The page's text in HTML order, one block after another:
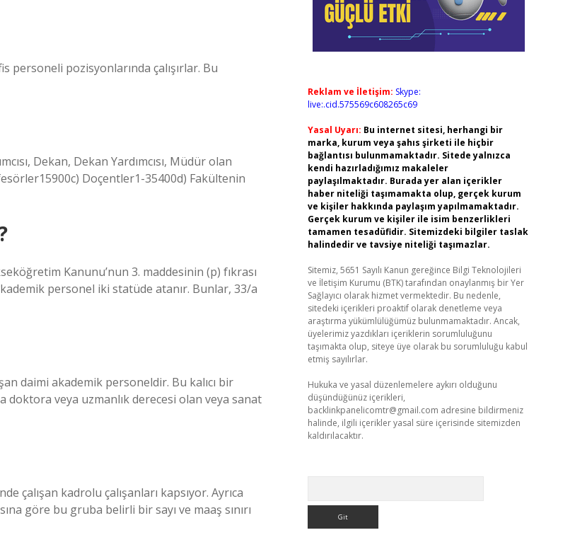
personeli pozisyonlarında çalışırlar. Bu
Dekan, Dekan Yardımcısı, Müdür olan
Doçentler1-35400d) Fakültenin
Kanunu’nun 3. maddesinin (p) fıkrası
personel iki statüde atanır. Bunlar, 33/a
daimi akademik personeldir. Bu kalıcı bir
doktora veya uzmanlık derecesi olan veya sanat
çalışan kadrolu çalışanları kapsıyor. Ayrıca
göre bu gruba belirli bir sayı ve maaş sınırı
Reklam ve İletişim: Skype:
live:.cid.575569c608265c69
Yasal Uyarı: Bu internet sitesi, herhangi bir
marka, kurum veya şahıs şirketi ile hiçbir
bağlantısı bulunmamaktadır. Sitede yalnızca
kendi hazırladığımız makaleler
paylaşılmaktadır. Burada yer alan içerikler
haber niteliği taşımamakta olup, gerçek kurum
ve kişiler hakkında paylaşım yapılmamaktadır.
Gerçek kurum ve kişiler ile isim benzerlikleri
tamamen tesadüfidir. Sitemizdeki bilgiler taslak
halindedir ve tavsiye niteliği taşımazlar.
Sitemiz, 5651 Sayılı Kanun gereğince Bilgi Teknolojileri
ve İletişim Kurumu (BTK) tarafından onaylanmış bir Yer
Sağlayıcı olarak hizmet vermektedir. Bu nedenle,
sitedeki içerikleri proaktif olarak denetleme veya
araştırma yükümlülüğümüz bulunmamaktadır. Ancak,
üyelerimiz yazdıkları içeriklerin sorumluluğunu
taşımakta olup, siteye üye olarak bu sorumluluğu kabul
etmiş sayılırlar.
Hukuka ve yasal düzenlemelere aykırı olduğunu
düşündüğünüz içerikleri,
backlinkpanelicomtr@gmail.com adresine bildirmeniz
halinde, ilgili içerikler yasal süre içerisinde sitemizden
kaldırılacaktır.